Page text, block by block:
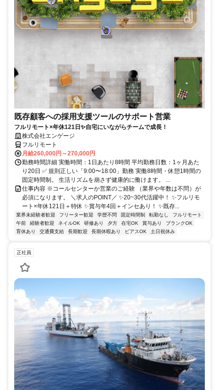
既存顧客への採用支援ツールのサポート営業
フルリモート×年休121日✨自宅にいながらチームで成長！
株式会社エンゲージ
フルリモート
月給260,000円～270,000円
勤務時間詳細 実働時間：1日あたり8時間 平均勤務日数：1ヶ月あた
り20日 ✅ 規則正しい「9:00〜18:00」勤務 実働8時間・休憩1時間の
固定時間制。 生活リズムを崩さず健康的に働けます。 ...
仕事内容 ※コールセンターか営業のご経験 （業界や年数は不問）が
必須になります。 ＼求人のPOINT／ ✨20~30代活躍中！ ✨フルリモ
ート×年休121日＋特休 ✨賞与年4回＋インセあり！ ✨既存...
業界未経験者歓迎 フリーター歓迎 学歴不問 固定時間制 転勤なし
フルリモート
午前
経験者歓迎 ネイルOK 研修あり 夕方 在宅OK 賞与あり
ブランクOK
育休あり
交通費支給 長期歓迎 長期休暇あり ピアスOK 土日祝休み
正社員